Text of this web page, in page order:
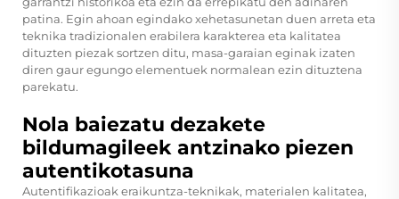
patina. Egin ahoan egindako xehetasunetan duen arreta eta
teknika tradizionalen erabilera karakterea eta kalitatea
dituzten piezak sortzen ditu, masa-garaian eginak izaten
diren gaur egungo elementuek normalean ezin dituztena
parekatu.
Nola baiezatu dezakete
bildumagileek antzinako piezen
autentikotasuna
Autentifikazioak eraikuntza-teknikak, materialen kalitatea,